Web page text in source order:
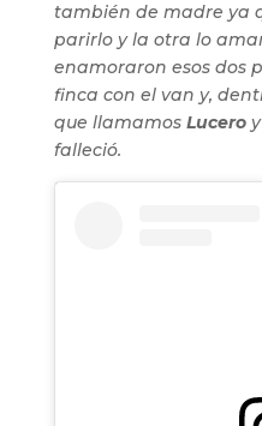
también de madre ya
parirlo y la otra lo
enamoraron esos dos
finca con el van y,
que llamamos Luceroy
falleció.